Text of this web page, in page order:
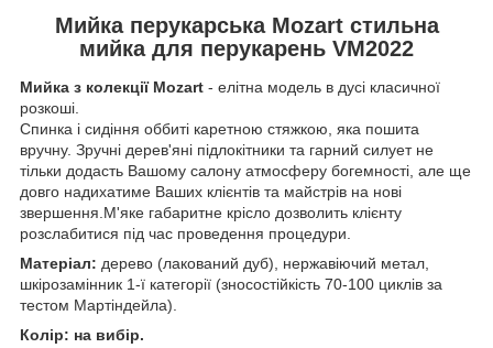
Мийка перукарська Mozart стильна
мийка для перукарень VM2022
Мийка з колекції Mozart - елітна модель в дусі класичної
розкоші.
Спинка і сидіння оббиті каретною стяжкою, яка пошита
вручну. Зручні дерев'яні підлокітники та гарний силует не
тільки додасть Вашому салону атмосферу богемності, але ще
довго надихатиме Ваших клієнтів та майстрів на нові
звершення.М'яке габаритне крісло дозволить клієнту
розслабитися під час проведення процедури.
Матеріал: дерево (лакований дуб), нержавіючий метал,
шкірозамінник 1-ї категорії (зносостійкість 70-100 циклів за
тестом Мартіндейла).
Колір: на вибір.